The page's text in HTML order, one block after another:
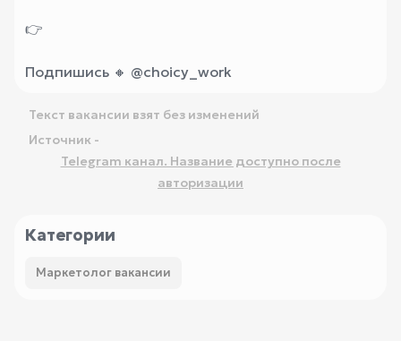
👉
Подпишись 🔸 @choicy_work
Текст вакансии взят без изменений
Источник -
Telegram канал. Название доступно после
авторизации
Категории
Маркетолог вакансии